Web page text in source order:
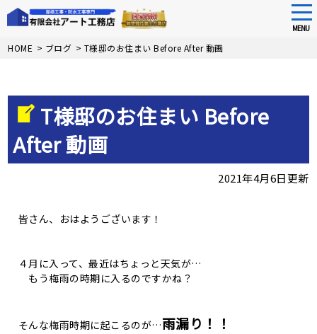
Skip
MENU
HOME > ブログ > T様邸のお住まい Before After 動画
T様邸のお住まい Before
After 動画
2021年4月6日更新
皆さん、おはようございます！
４月に入って、最近はちょっと天気が…
もう梅雨の時期に入るのですかね？
そんな梅雨時期に起こるのが…雨漏り！！